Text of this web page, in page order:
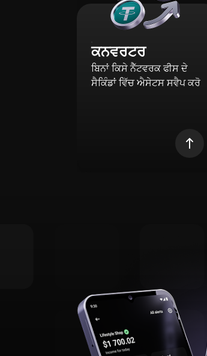
ਕਨਵਰਟਰ
ਬਿਨਾਂ ਕਿਸੇ ਨੈੱਟਵਰਕ ਫੀਸ ਦੇ
ਸੈਕਿੰਡਾਂ ਵਿੱਚ ਐਸੇਟਸ ਸਵੈਪ ਕਰੋ